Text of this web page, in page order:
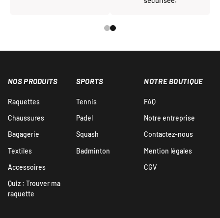
NOS PRODUITS
Raquettes
Chaussures
Bagagerie
Textiles
Accessoires
Quiz : Trouver ma
raquette
SPORTS
Tennis
Padel
Squash
Badminton
NOTRE BOUTIQUE
FAQ
Notre entreprise
Contactez-nous
Mention légales
CGV